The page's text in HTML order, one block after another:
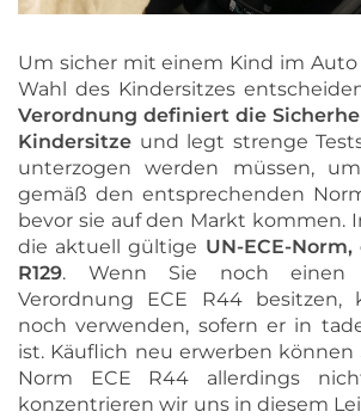
Um sicher mit einem Kind im Auto
Wahl des Kindersitzes
Verordnung definiert die
Kindersitze und legt strenge
unterzogen werden müssen,
gemäß den entsprechenden
bevor sie auf den Markt kommen.
die aktuell gültige UN-ECE-
R129. Wenn Sie noch einen
Verordnung ECE R44 besitzen,
noch verwenden, sofern er in
ist. Käuflich neu erwerben können
Norm ECE R44 allerdings
konzentrieren wir uns in diesem